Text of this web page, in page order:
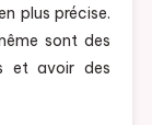
plus précise.
sont des
et avoir des